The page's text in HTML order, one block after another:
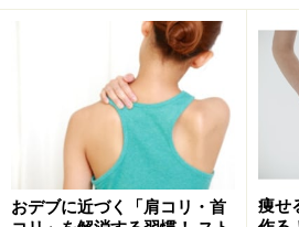
れにくい筋肉は衰える一方だとい
えによって筋肉が減ると脂肪が燃
くいからだになります。まさに、
続くのです。
おデブに近づく「肩コリ・首
痩せ